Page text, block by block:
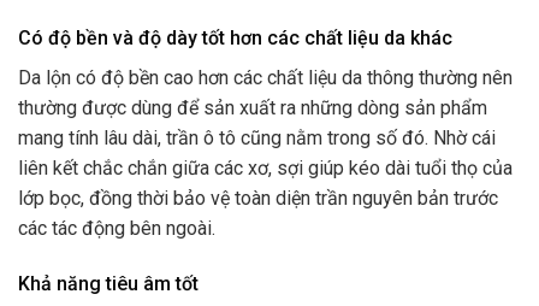
Có độ bền và độ dày tốt hơn các chất liệu da khác
Da lộn có độ bền cao hơn các chất liệu da thông thường nên
thường được dùng để sản xuất ra những dòng sản phẩm
mang tính lâu dài, trần ô tô cũng nằm trong số đó. Nhờ cái
liên kết chắc chắn giữa các xơ, sợi giúp kéo dài tuổi thọ của
lớp bọc, đồng thời bảo vệ toàn diện trần nguyên bản trước
các tác động bên ngoài.
Khả năng tiêu âm tốt